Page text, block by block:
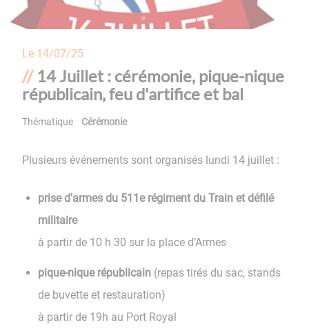
Le 14/07/25
14 Juillet : cérémonie, pique-nique
républicain, feu d'artifice et bal
Thématique Cérémonie
Plusieurs événements sont organisés lundi 14 juillet :
prise d'armes du 511e régiment du Train et défilé
militaire
à partir de 10 h 30 sur la place d’Armes
pique-nique républicain (repas tirés du sac, stands
de buvette et restauration)
à partir de 19h au Port Royal